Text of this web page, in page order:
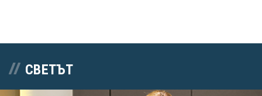
СВЕТЪТ